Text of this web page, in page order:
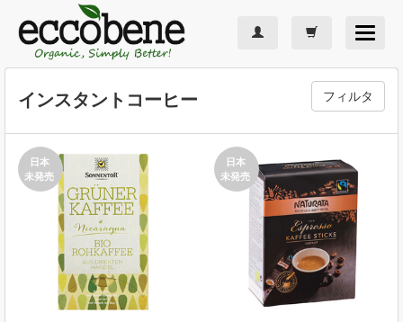
Toggle
インスタントコーヒー フィルタ
日本
未発売
日本
未発売